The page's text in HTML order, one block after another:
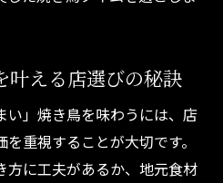
叶える店選びの秘訣
い」焼き鳥を味わうには、店
重視することが大切です。
方に工夫があるか、地元食材